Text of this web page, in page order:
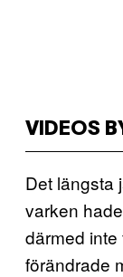
VIDEOS
Det längsta
varken
därmed
förändrade